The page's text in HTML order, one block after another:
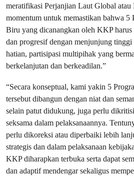
meratifikasi Perjanjian Laut Global
momentum untuk memastikan bahwa
Biru yang dicanangkan oleh KKP
dan progresif dengan menjunjung
hatian, partisipasi multipihak yang
berkelanjutan dan berkeadilan.”
“Secara konseptual, kami yakin 5
tersebut dibangun dengan niat dan
selain patut didukung, juga perlu
seksama dalam pelaksanaannya.
perlu dikoreksi atau diperbaiki lebih
strategis dan dalam pelaksanaan
KKP diharapkan terbuka serta dapat
dan adaptif mendengar sekaligus